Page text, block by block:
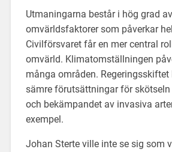
Utmaningarna består i hög grad av
omvärldsfaktorer som påverkar
Civilförsvaret får en mer central
omvärld. Klimatomställningen
många områden.
sämre förutsättningar för
och bekämpandet av invasiva
exempel.
Johan Sterte ville inte se sig som